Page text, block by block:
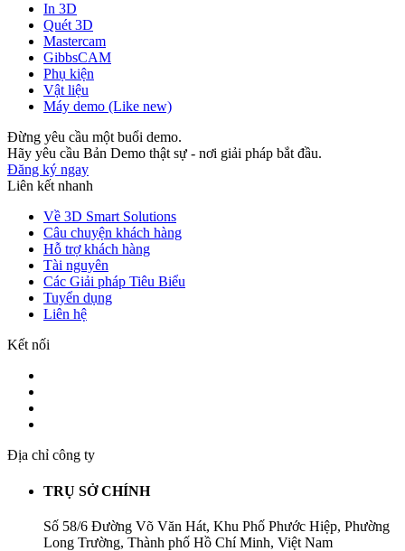
In 3D
Quét 3D
Mastercam
GibbsCAM
Phụ kiện
Vật liệu
Máy demo (Like new)
Đừng yêu cầu một buổi demo.
Hãy yêu cầu Bản Demo thật sự - nơi giải pháp bắt đầu.
Đăng ký ngay
Liên kết nhanh
Về 3D Smart Solutions
Câu chuyện khách hàng
Hỗ trợ khách hàng
Tài nguyên
Các Giải pháp Tiêu Biểu
Tuyển dụng
Liên hệ
Kết nối
Địa chỉ công ty
TRỤ SỞ CHÍNH
Số 58/6 Đường Võ Văn Hát, Khu Phố Phước Hiệp, Phường
Long Trường, Thành phố Hồ Chí Minh, Việt Nam